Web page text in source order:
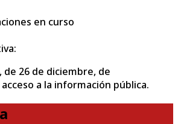
en curso
de 26 de diciembre, de
a la información pública.